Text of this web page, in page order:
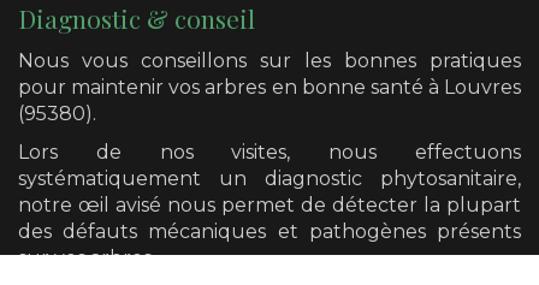
Diagnostic & conseil
Nous vous conseillons sur les bonnes pratiques
pour maintenir vos arbres en bonne santé à Louvres
(95380).
Lors de nos visites, nous effectuons
systématiquement un diagnostic phytosanitaire,
notre œil avisé nous permet de détecter la plupart
des défauts mécaniques et pathogènes présents
sur vos arbres.